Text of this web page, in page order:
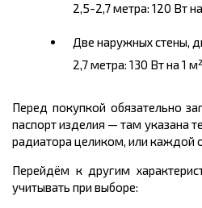
2,5-2,7 метра: 120 Вт
Две наружных стены,
2,7 метра: 130 Вт на 1
Перед покупкой обязательно
паспорт изделия — там указана
радиатора целиком, или каждой
Перейдём к другим
учитывать при выборе: